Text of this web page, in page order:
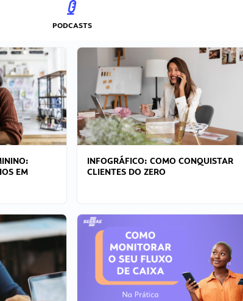
PODCASTS
EM
INFOGRÁFICO: COMO CONQUISTAR
CLIENTES DO ZERO